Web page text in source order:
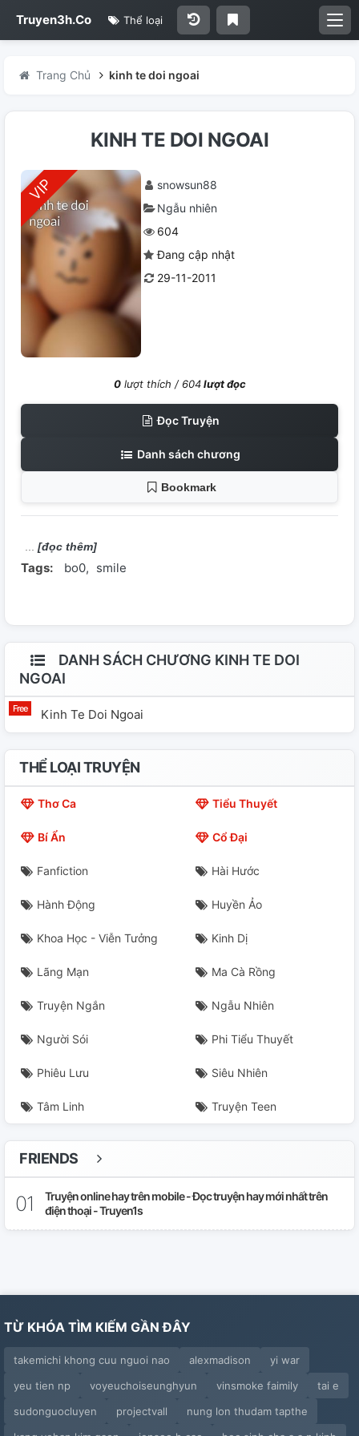
Truyen3h.Co Thể loại
Trang Chủ kinh te doi ngoai
KINH TE DOI NGOAI
snowsun88
Ngẫu nhiên
604
Đang cập nhật
29-11-2011
0lượt thích / 604lượt đọc
Đọc Truyện
Danh sách chương
Bookmark
[đọc thêm]
Tags: bo0 smile
DANH SÁCH CHƯƠNG KINH TE DOI
NGOAI
Kinh Te Doi Ngoai
THỂ LOẠI TRUYỆN
Thơ Ca Tiểu Thuyết
Bí Ẩn Cổ Đại
Fanfiction Hài Hước
Hành Động Huyền Ảo
Khoa Học - Viễn Tưởng Kinh Dị
Lãng Mạn Ma Cà Rồng
Truyện Ngắn Ngẫu Nhiên
Người Sói Phi Tiểu Thuyết
Phiêu Lưu Siêu Nhiên
Tâm Linh Truyện Teen
FRIENDS
Truyện online hay trên mobile - Đọc truyện hay mới nhất trên
điện thoại - Truyen1s
TỪ KHÓA TÌM KIẾM GẦN ĐÂY
takemichi khong cuu nguoi nao alexmadison
yi war
yeu tien np
voyeuchoiseunghyun vinsmoke faimily
tai e
sudonguocluyen
projectvall
nung lon thudam tapthe